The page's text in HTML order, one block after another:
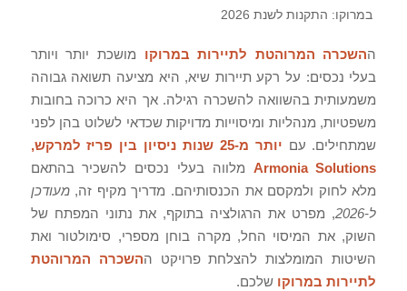
במרוקו: התקנות לשנת 2026
ההשכרה המרוהטת לתיירות במרוקו מושכת יותר ויותר
בעלי נכסים: על רקע תיירות שיא, היא מציעה תשואה גבוהה
משמעותית בהשוואה להשכרה רגילה. אך היא כרוכה בחובות
משפטיות, מנהליות ומיסוייות מדויקות שכדאי לשלוט בהן לפני
שמתחילים. עם
יותר מ-25 שנות ניסיון בין פריז למרקש,
Armonia Solutions מלווה בעלי נכסים להשכיר בהתאם
מלא לחוק ולמקסם את הכנסותיהם. מדריך מקיף זה,מעודכן
ל-2026
, מפרט את הרגולציה בתוקף, את נתוני המפתח של
השוק, את המיסוי החל, מקרה בוחן מספרי, סימולטור ואת
השיטות המומלצות להצלחת פרויקט ההשכרה המרוהטת
לתיירות במרוקו שלכם.